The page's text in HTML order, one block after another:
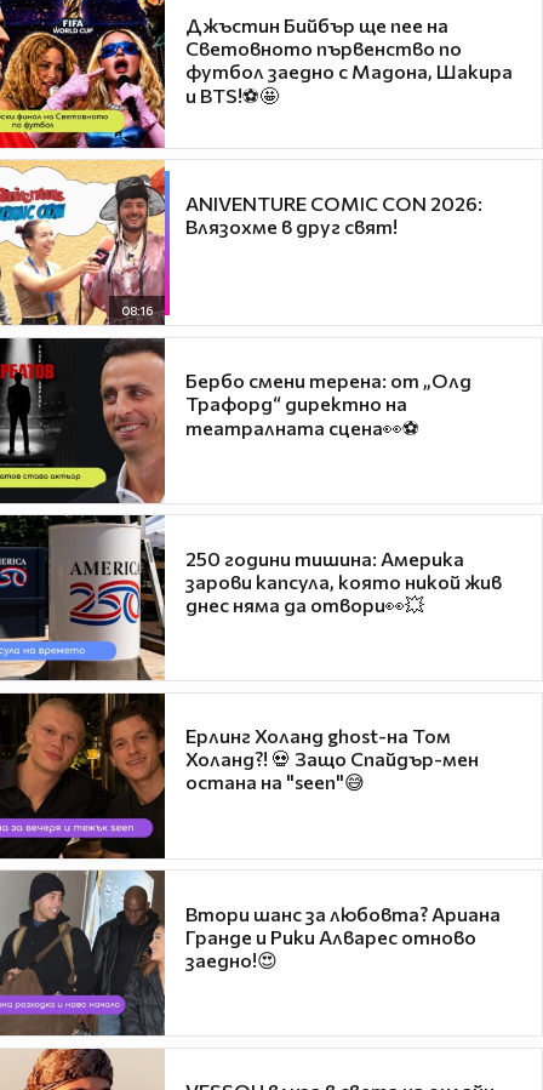
Джъстин Бийбър ще пее на
Световното първенство по
футбол заедно с Мадона, Шакира
и BTS!⚽🤩
08:16
ANIVENTURE COMIC CON 2026:
Влязохме в друг свят!
Бербо смени терена: от „Олд
Трафорд“ директно на
театралната сцена👀⚽
250 години тишина: Америка
зарови капсула, която никой жив
днес няма да отвори👀💥
Ерлинг Холанд ghost-на Том
Холанд?! 💀 Защо Спайдър-мен
остана на "seen"😅
Втори шанс за любовта? Ариана
Гранде и Рики Алварес отново
заедно!😍